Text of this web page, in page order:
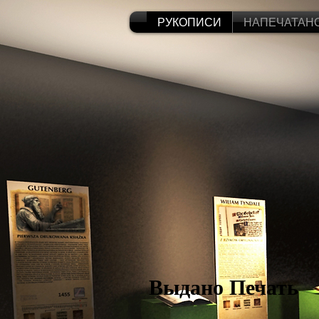
Выдано Печать
РУКОПИСИ